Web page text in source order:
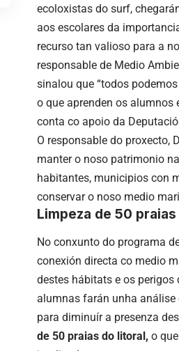
ecoloxistas do surf,
aos escolares da
recurso tan valioso para a
responsable de Medio
sinalou que “todos
o que aprenden os alumnos
conta co apoio da
O responsable do proxecto,
manter o noso patrimonio
habitantes, municipios con
conservar o noso medio
Limpeza de 50 praias
No conxunto do programa
conexión directa co medio
destes hábitats e os
alumnas farán unha
para diminuír a presenza
de 50 praias do litoral, o